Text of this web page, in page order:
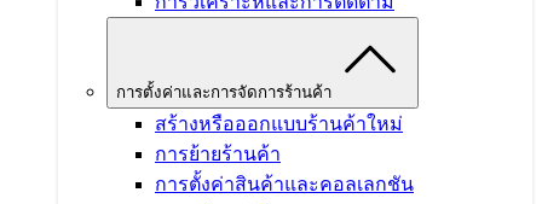
การตั้งค่าและการจัดการร้านค้า
สร้างหรือออกแบบร้านค้าใหม่
การย้ายร้านค้า
การตั้งค่าสินค้าและคอลเลกชัน